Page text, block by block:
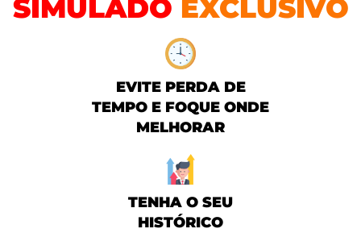
SIMULADO EXCLUSIVO
EVITE PERDA DE
TEMPO E FOQUE ONDE
MELHORAR
TENHA O SEU
HISTÓRICO